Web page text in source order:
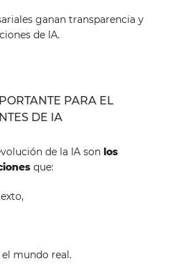
ganan transparencia y
de IA.
PARA EL
DE IA
de la IA son los
que:
mundo real.